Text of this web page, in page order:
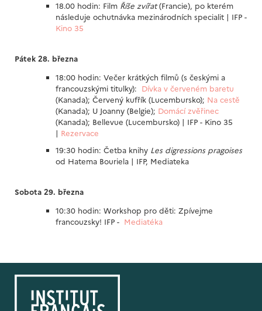
18.00 hodin: Film Říše zvířat(Francie), po kterém
následuje ochutnávka mezinárodních specialit | IFP -
Kino 35
Pátek 28. března
18:00 hodin: Večer krátkých filmů (s českými a
francouzskými titulky): Dívka v červeném baretu
(Kanada); Červený kufřík (Lucembursko); Na cestě
(Kanada); U Joanny (Belgie); Domácí zvěřinec
(Kanada); Bellevue (Lucembursko) | IFP - Kino 35
| Rezervace
19:30 hodin: Četba knihy Les digressions pragoises
od Hatema Bouriela | IFP, Mediateka
Sobota 29. března
10:30 hodin: Workshop pro děti: Zpívejme
francouzsky! IFP - Mediatéka